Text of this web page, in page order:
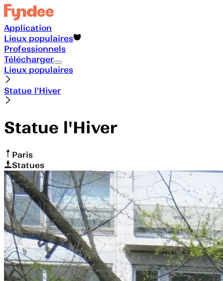
Application
Lieux populaires
Professionnels
Télécharger
Lieux populaires
Statue l'Hiver
Statue l'Hiver
Paris
Statues